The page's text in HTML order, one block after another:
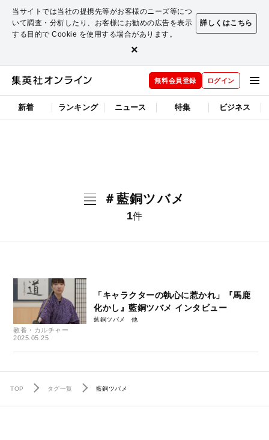
当サイトでは当社の提携先等がお客様のニーズ等につ
いて調査・分析したり、お客様にお勧めの広告を表示
する目的で Cookie を使用する場合があります。
詳しくはこちら
×
無料会員登録 ログイン
新着 ランキング ニュース 特集 ビジネス
＃藍銅ツバメ
1件
教養・カルチャー
2025.05.25
「キャラクターの執心に惹かれ」『馬鹿
化かし』藍銅ツバメ インタビュー
藍銅ツバメ
TOP タグ一覧 藍銅ツバメ